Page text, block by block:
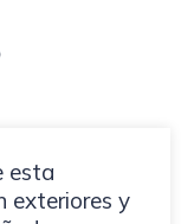
esta
exteriores y